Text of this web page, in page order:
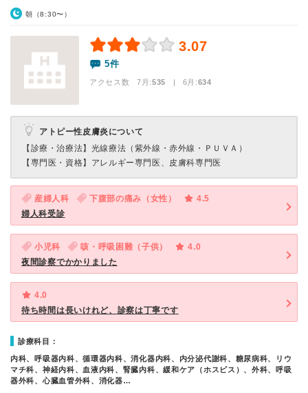
朝（8:30〜）
3.07
5件
アクセス数 7月:535 | 6月:634
アトピー性皮膚炎について
【診療・治療法】 光線療法（紫外線・赤外線・ＰＵＶＡ）
【専門医・資格】 アレルギー専門医、皮膚科専門医
産婦人科 下腹部の痛み（女性）
4.5
婦人科受診
小児科 咳・呼吸困難（子供）
4.0
夜間診察でかかりました
4.0
待ち時間は長いけれど、診察は丁寧です
診療科目：
内科、呼吸器内科、循環器内科、消化器内科、内分泌代謝科、糖尿病科、リウ
マチ科、神経内科、血液内科、腎臓内科、緩和ケア（ホスピス）、外科、呼吸
器外科、心臓血管外科、消化器…